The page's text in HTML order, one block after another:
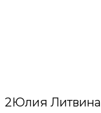
2Юлия Литвина